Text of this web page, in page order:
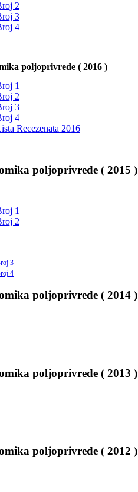
2
3
4
poljoprivrede ( 2016 )
1
2
3
4
Recezenata 2016
poljoprivrede ( 2015 )
1
2
3
4
poljoprivrede ( 2014 )
poljoprivrede ( 2013 )
poljoprivrede ( 2012 )